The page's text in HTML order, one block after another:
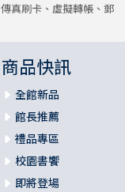
傳真刷卡、虛擬轉帳、郵
商品快訊
全館新品
館長推薦
禮品專區
校園書饗
即將登場